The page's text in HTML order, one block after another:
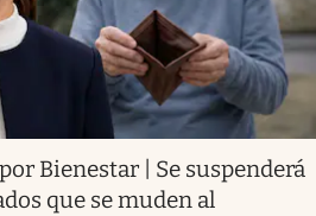
Bienestar | Se suspenderá
que se muden al